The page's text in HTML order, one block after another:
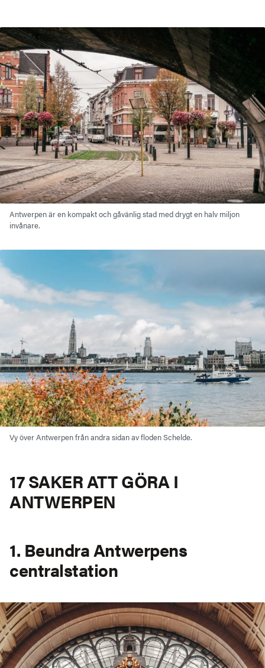
Antwerpen är en kompakt och gåvänlig stad med drygt en halv miljon
invånare.
Vy över Antwerpen från andra sidan av floden Schelde.
17 SAKER ATT GÖRA I
ANTWERPEN
1. Beundra Antwerpens
centralstation